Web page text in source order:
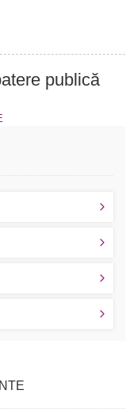
publică